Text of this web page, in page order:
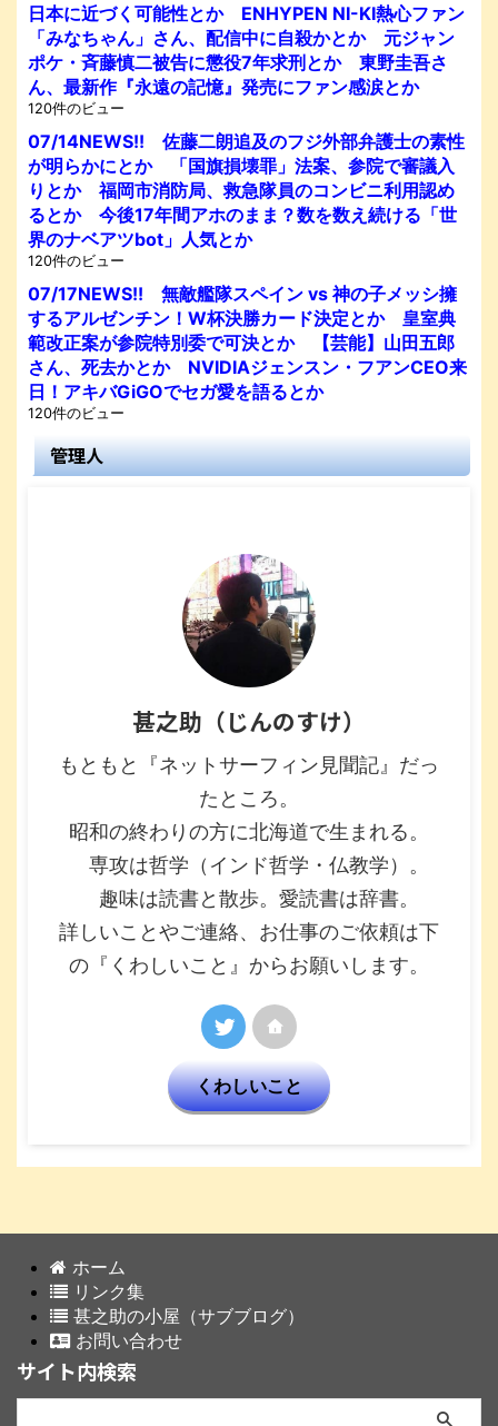
日本に近づく可能性とか ENHYPEN NI-KI熱心ファン
「みなちゃん」さん、配信中に自殺かとか 元ジャン
ポケ・斉藤慎二被告に懲役7年求刑とか 東野圭吾さ
ん、最新作『永遠の記憶』発売にファン感涙とか
120件のビュー
07/14NEWS!! 佐藤二朗追及のフジ外部弁護士の素性
が明らかにとか 「国旗損壊罪」法案、参院で審議入
りとか 福岡市消防局、救急隊員のコンビニ利用認め
るとか 今後17年間アホのまま？数を数え続ける「世
界のナベアツbot」人気とか
120件のビュー
07/17NEWS!! 無敵艦隊スペイン vs 神の子メッシ擁
するアルゼンチン！W杯決勝カード決定とか 皇室典
範改正案が参院特別委で可決とか 【芸能】山田五郎
さん、死去かとか NVIDIAジェンスン・フアンCEO来
日！アキバGiGOでセガ愛を語るとか
120件のビュー
管理人
甚之助（じんのすけ）
もともと『ネットサーフィン見聞記』だっ
たところ。
昭和の終わりの方に北海道で生まれる。
専攻は哲学（インド哲学・仏教学）。
趣味は読書と散歩。愛読書は辞書。
詳しいことやご連絡、お仕事のご依頼は下
の『くわしいこと』からお願いします。
くわしいこと
ホーム
リンク集
甚之助の小屋（サブブログ）
お問い合わせ
サイト内検索